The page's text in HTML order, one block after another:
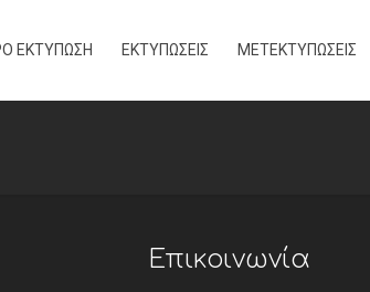
ΕΚΤΥΠΩΣΗ ΕΚΤΥΠΩΣΕΙΣ ΜΕΤΕΚΤΥΠΩΣΕΙΣ
Επικοινωνία